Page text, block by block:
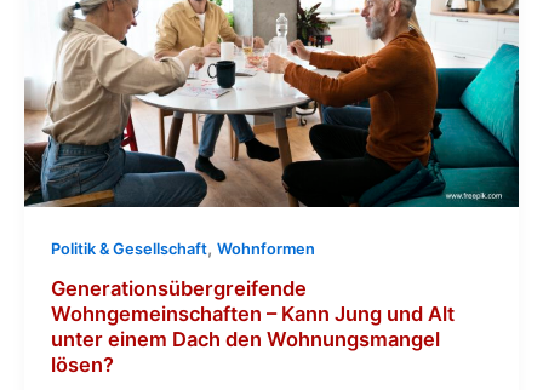
Politik & Gesellschaft, Wohnformen
Generationsübergreifende
Wohngemeinschaften – Kann Jung und Alt
unter einem Dach den Wohnungsmangel
lösen?